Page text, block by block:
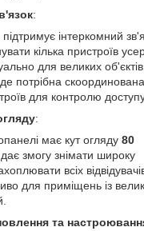
:
інтеркомний
кілька пристроїв
для великих
де потрібна
для контролю
:
має кут огляду 80
дає змогу знімати широку
всіх
для приміщень із
та